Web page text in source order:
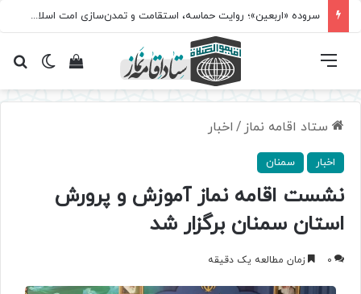
سروده‌ «اربعین»؛ روایت حماسه، استقامت و تمدن‌سازی امت اسلامی
تغییرمشاهده فهرست
ستاد اقامه نماز / اخبار
اخبار سمنان
نشست اقامه نماز آموزش و پرورش
استان سمنان برگزار شد
0 زمان مطالعه یک دقیقه